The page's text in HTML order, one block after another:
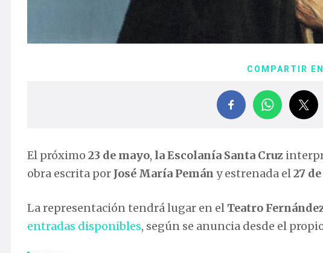
COMPARTIR
El próximo 23 de mayo, la Escolanía Santa Cruz
obra escrita por José María Pemán y estrenada el27
La representación tendrá lugar en el Teatro
entradas disponibles, según se anuncia desde el